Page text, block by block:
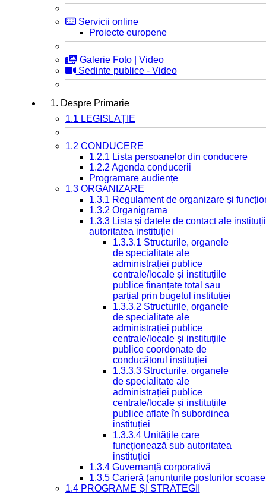
Servicii online
Proiecte europene
Galerie Foto | Video
Sedinte publice - Video
1. Despre Primarie
1.1 LEGISLAȚIE
1.2 CONDUCERE
1.2.1 Lista persoanelor din conducere
1.2.2 Agenda conducerii
Programare audiențe
1.3 ORGANIZARE
1.3.1 Regulament de organizare și
1.3.2 Organigrama
1.3.3 Lista și datele de contact ale
autoritatea instituției
1.3.3.1 Structurile, organele
de specialitate ale
administrației publice
centrale/locale și instituțiile
publice finanțate total sau
parțial prin bugetul instituției
1.3.3.2 Structurile, organele
de specialitate ale
administrației publice
centrale/locale și instituțiile
publice coordonate de
conducătorul instituției
1.3.3.3 Structurile, organele
de specialitate ale
administrației publice
centrale/locale și instituțiile
publice aflate în subordinea
instituției
1.3.3.4 Unitățile care
funcționează sub autoritatea
instituției
1.3.4 Guvernanță corporativă
1.3.5 Carieră (anunțurile posturilor
1.4 PROGRAME ȘI STRATEGII